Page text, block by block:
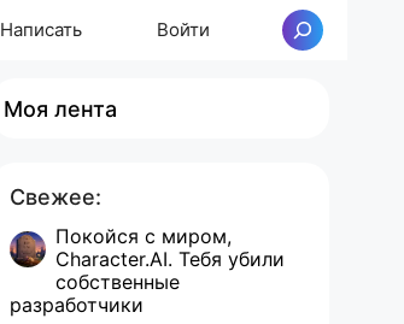
Написать Войти Поиск
Моя лента
Свежее:
Покойся с миром,
Character.AI. Тебя убили
собственные
разработчики